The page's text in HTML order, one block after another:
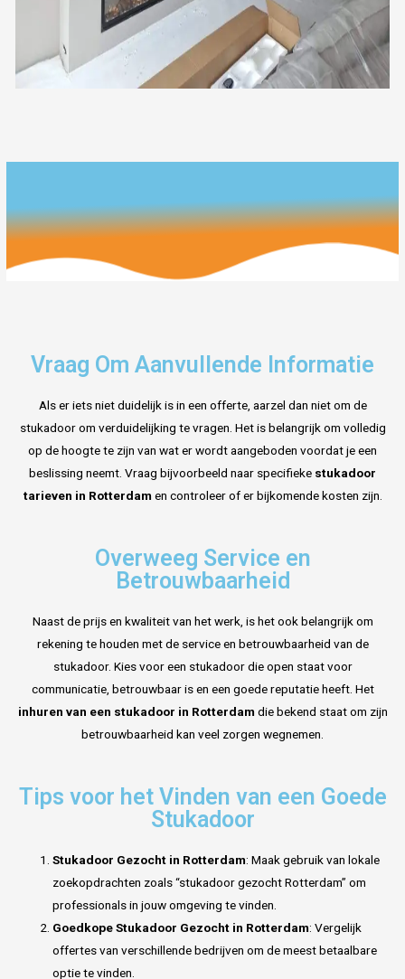
Vraag Om Aanvullende Informatie
Als er iets niet duidelijk is in een offerte, aarzel dan niet om de
stukadoor om verduidelijking te vragen. Het is belangrijk om volledig
op de hoogte te zijn van wat er wordt aangeboden voordat je een
beslissing neemt. Vraag bijvoorbeeld naar specifieke stukadoor
tarieven in Rotterdam en controleer of er bijkomende kosten zijn.
Overweeg Service en
Betrouwbaarheid
Naast de prijs en kwaliteit van het werk, is het ook belangrijk om
rekening te houden met de service en betrouwbaarheid van de
stukadoor. Kies voor een stukadoor die open staat voor
communicatie, betrouwbaar is en een goede reputatie heeft. Het
inhuren van een stukadoor in Rotterdam die bekend staat om zijn
betrouwbaarheid kan veel zorgen wegnemen.
Tips voor het Vinden van een Goede
Stukadoor
Stukadoor Gezocht in Rotterdam: Maak gebruik van lokale
zoekopdrachten zoals “stukadoor gezocht Rotterdam” om
professionals in jouw omgeving te vinden.
Goedkope Stukadoor Gezocht in Rotterdam: Vergelijk
offertes van verschillende bedrijven om de meest betaalbare
optie te vinden.